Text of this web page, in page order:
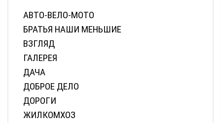
АВТО-ВЕЛО-МОТО
БРАТЬЯ НАШИ МЕНЬШИЕ
ВЗГЛЯД
ГАЛЕРЕЯ
ДАЧА
ДОБРОЕ ДЕЛО
ДОРОГИ
ЖИЛКОМХОЗ